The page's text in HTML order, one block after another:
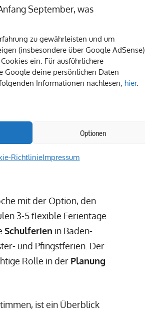
zu gewährleisten und um
(insbesondere über Google AdSense)
ein. Für ausführlichere
Google deine persönlichen Daten
Informationen nachlesen, hier.
Optionen
RichtlinieImpressum
September, was
Übersicht ist
optimal zu nutzen.
Deutschland und
In
bei der
Deutschland freuten
dieser Auszeiten
mit der Option, den
3-5 flexible Ferientage
Schulferien in Baden-
und Pfingstferien. Der
Rolle in der Planung
ist ein Überblick